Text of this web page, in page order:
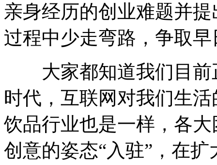
亲身经历的创业难题并
过程中少走弯路，争取
大家都知道我们目前
时代，互联网对我们生
饮品行业也是一样，各
创意的姿态“入驻”，在